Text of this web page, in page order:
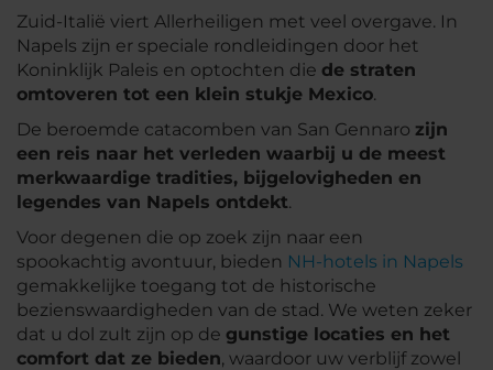
Zuid-Italië viert Allerheiligen met veel overgave. In
Napels zijn er speciale rondleidingen door het
Koninklijk Paleis en optochten die de straten
omtoveren tot een klein stukje Mexico.
De beroemde catacomben van San Gennaro zijn
een reis naar het verleden waarbij u de meest
merkwaardige tradities, bijgelovigheden en
legendes van Napels ontdekt.
Voor degenen die op zoek zijn naar een
spookachtig avontuur, bieden NH-hotels in Napels
gemakkelijke toegang tot de historische
bezienswaardigheden van de stad. We weten zeker
dat u dol zult zijn op de gunstige locaties en het
comfort dat ze bieden, waardoor uw verblijf zowel